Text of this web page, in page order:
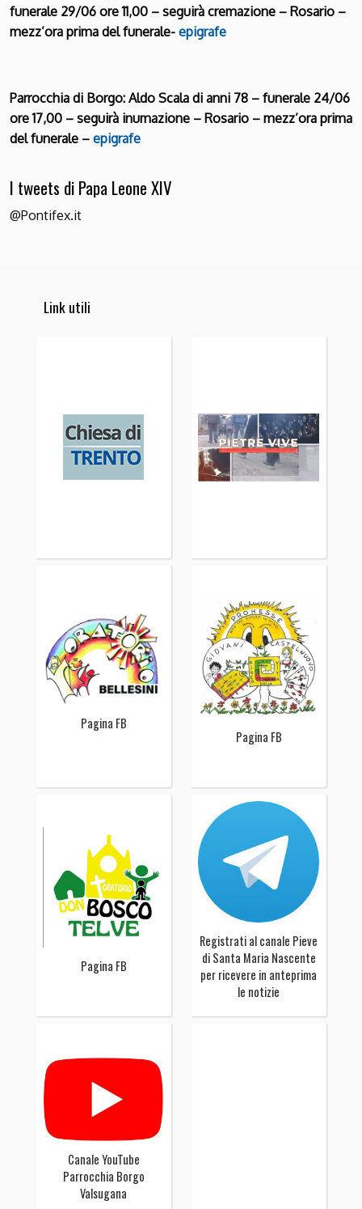
funerale 29/06 ore 11,00 – seguirà cremazione – Rosario –
mezz’ora prima del funerale- epigrafe
Parrocchia di Borgo: Aldo Scala di anni 78 – funerale 24/06
ore 17,00 – seguirà inumazione – Rosario – mezz’ora prima
del funerale – epigrafe
I tweets di Papa Leone XIV
@Pontifex.it
Link utili
Pagina FB
Pagina FB
Pagina FB
Registrati al canale Pieve
di Santa Maria Nascente
per ricevere in anteprima
le notizie
Canale YouTube
Parrocchia Borgo
Valsugana